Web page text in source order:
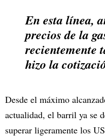
En esta línea,
precios de la
recientemente
hizo la
Desde el máximo
actualidad, el barril ya se
superar ligeramente los